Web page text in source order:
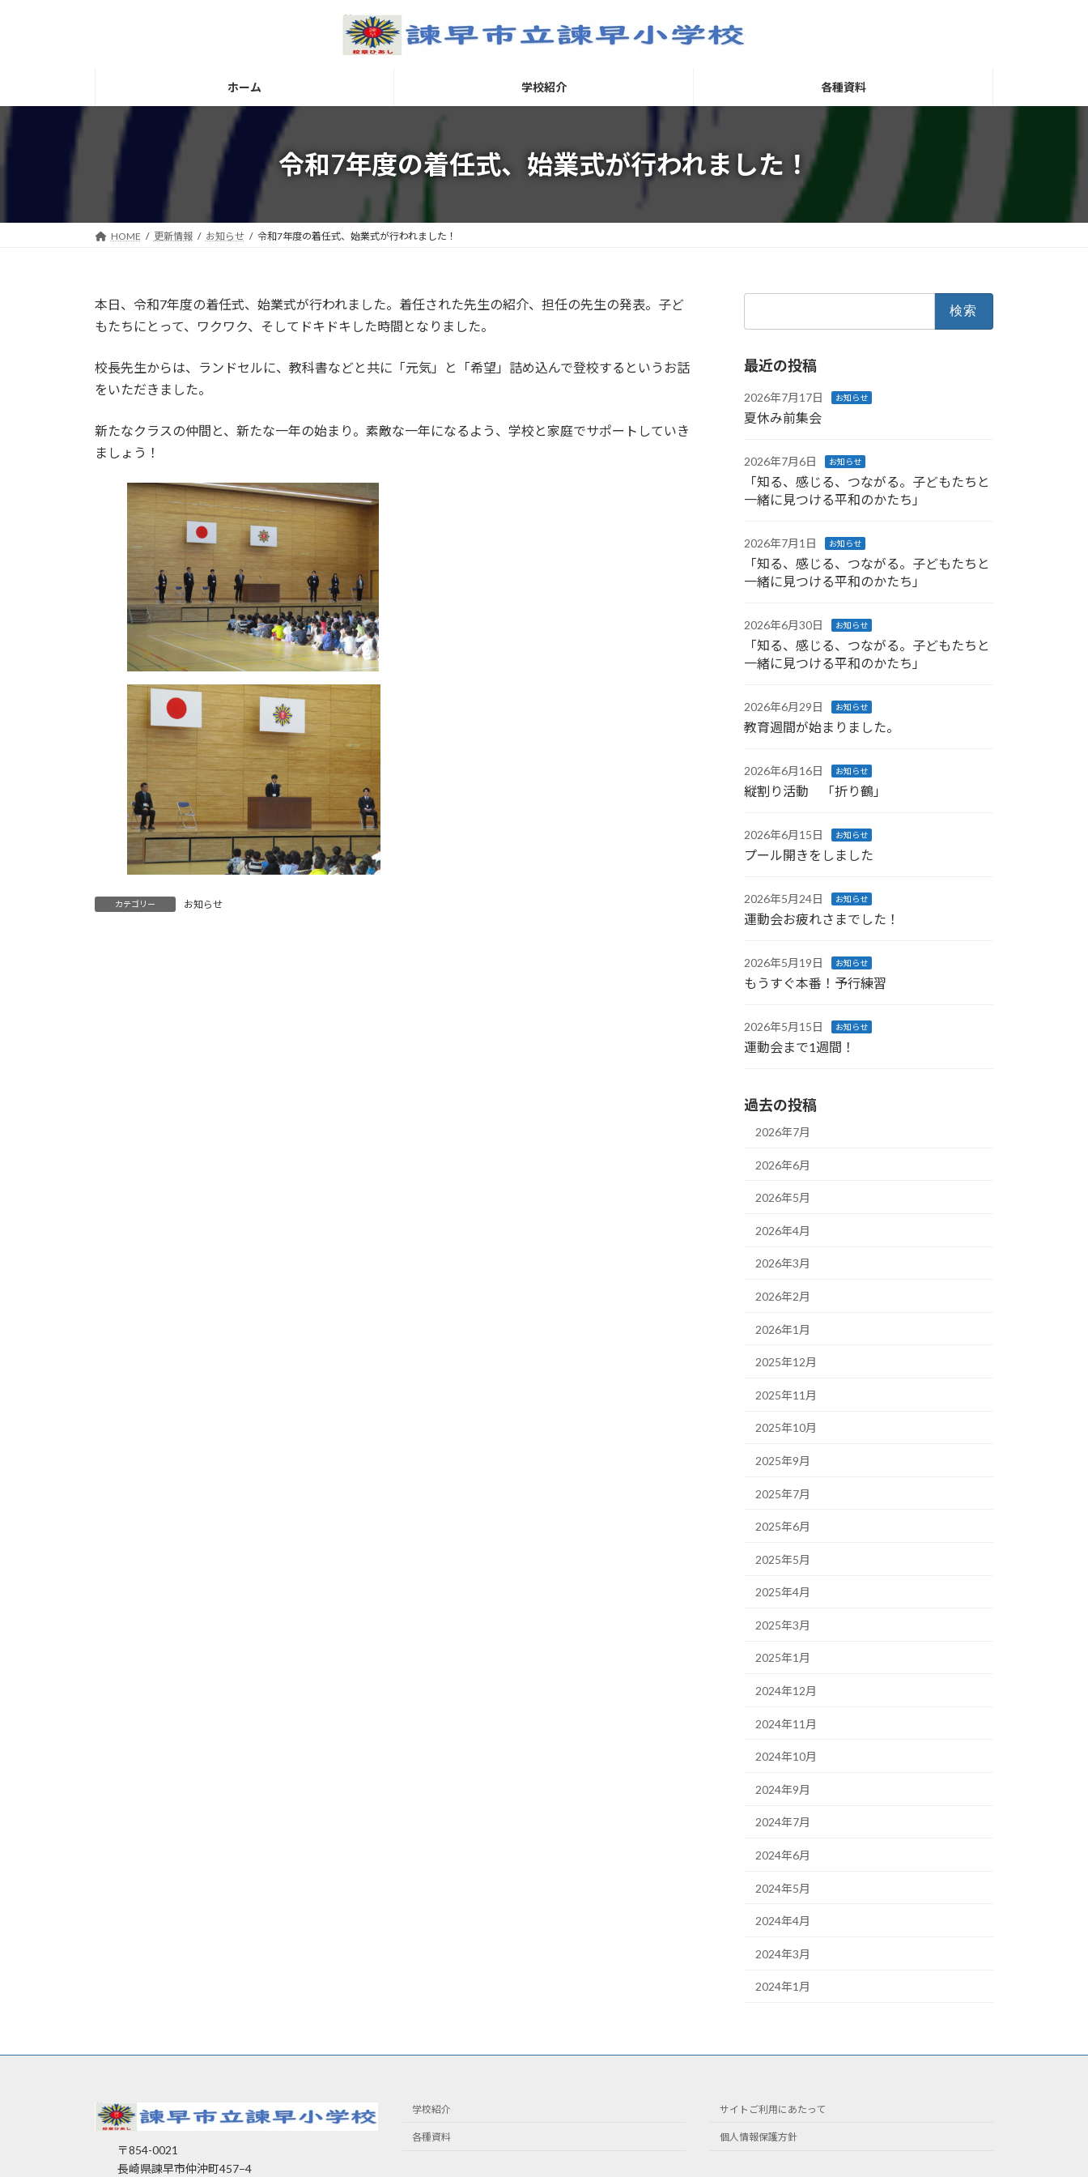
へ
ョ
ホーム 学校紹介 各種資料
令和7年度の着任式、始業式が行われました！
HOME 更新情報 お知らせ 令和7年度の着任式、始業式が行われました！
本日、令和7年度の着任式、始業式が行われました。着任された先生の紹介、担任の先生の発表。子ど
もたちにとって、ワクワク、そしてドキドキした時間となりました。
校長先生からは、ランドセルに、教科書などと共に「元気」と「希望」詰め込んで登校するというお話
をいただきました。
新たなクラスの仲間と、新たな一年の始まり。素敵な一年になるよう、学校と家庭でサポートしていき
ましょう！
カテゴリー お知らせ
最近の投稿
2026年7月17日 お知らせ
夏休み前集会
2026年7月6日 お知らせ
「知る、感じる、つながる。子どもたちと
一緒に見つける平和のかたち」
2026年7月1日 お知らせ
「知る、感じる、つながる。子どもたちと
一緒に見つける平和のかたち」
2026年6月30日 お知らせ
「知る、感じる、つながる。子どもたちと
一緒に見つける平和のかたち」
2026年6月29日 お知らせ
教育週間が始まりました。
2026年6月16日 お知らせ
縦割り活動 「折り鶴」
2026年6月15日 お知らせ
プール開きをしました
2026年5月24日 お知らせ
運動会お疲れさまでした！
2026年5月19日 お知らせ
もうすぐ本番！予行練習
2026年5月15日 お知らせ
運動会まで1週間！
過去の投稿
2026年7月
2026年6月
2026年5月
2026年4月
2026年3月
2026年2月
2026年1月
2025年12月
2025年11月
2025年10月
2025年9月
2025年7月
2025年6月
2025年5月
2025年4月
2025年3月
2025年1月
2024年12月
2024年11月
2024年10月
2024年9月
2024年7月
2024年6月
2024年5月
2024年4月
2024年3月
2024年1月
〒854-0021
長崎県諫早市仲沖町457−4
学校紹介
各種資料
サイトご利用にあたって
個人情報保護方針